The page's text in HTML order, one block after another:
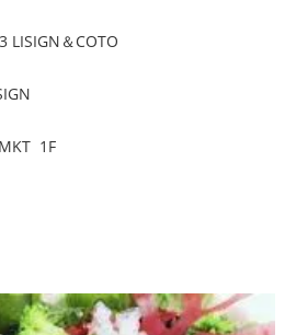
LISIGN＆COTO
1F